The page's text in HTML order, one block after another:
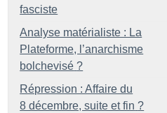
fasciste
Analyse matérialiste : La
Plateforme, l’anarchisme
bolchevisé ?
Répression : Affaire du
8 décembre, suite et fin ?